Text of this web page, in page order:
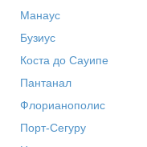
Манаус
Бузиус
Коста до Сауипе
Пантанал
Флорианополис
Порт-Сегуру